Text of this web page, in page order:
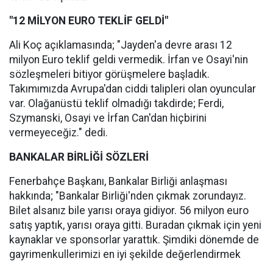
"12 MİLYON EURO TEKLİF GELDİ"
Ali Koç açıklamasında; "Jayden'a devre arası 12
milyon Euro teklif geldi vermedik. İrfan ve Osayi'nin
sözleşmeleri bitiyor görüşmelere başladık.
Takımımızda Avrupa'dan ciddi talipleri olan oyuncular
var. Olağanüstü teklif olmadığı takdirde; Ferdi,
Szymanski, Osayi ve İrfan Can'dan hiçbirini
vermeyeceğiz." dedi.
BANKALAR BİRLİĞİ SÖZLERİ
Fenerbahçe Başkanı, Bankalar Birliği anlaşması
hakkında; "Bankalar Birliği'nden çıkmak zorundayız.
Bilet alsanız bile yarısı oraya gidiyor. 56 milyon euro
satış yaptık, yarısı oraya gitti. Buradan çıkmak için yeni
kaynaklar ve sponsorlar yarattık. Şimdiki dönemde de
gayrimenkullerimizi en iyi şekilde değerlendirmek